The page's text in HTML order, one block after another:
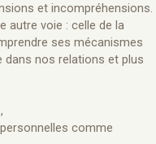
et incompréhensions.
autre voie : celle de la
ses mécanismes
dans nos relations et plus
comme